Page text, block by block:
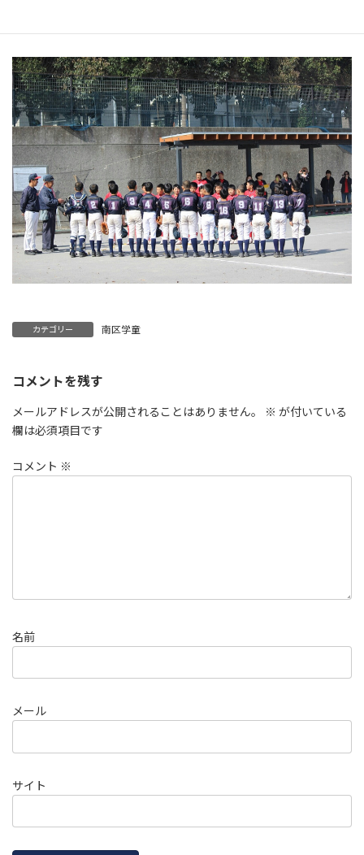
カテゴリー 南区学童
コメントを残す
メールアドレスが公開されることはありません。 ※ が付いている
欄は必須項目です
コメント ※
名前
メール
サイト